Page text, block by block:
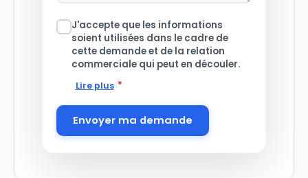
J'accepte que les informations
soient utilisées dans le cadre de
cette demande et de la relation
commerciale qui peut en découler.
Lire plus *
Envoyer ma demande